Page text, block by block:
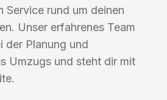
Service rund um deinen
Unser erfahrenes Team
der Planung und
Umzugs und steht dir mit